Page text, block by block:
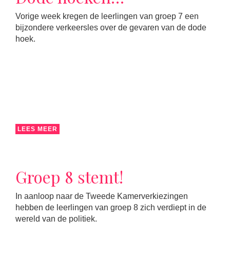
Vorige week kregen de leerlingen van groep 7 een
bijzondere verkeersles over de gevaren van de dode
hoek.
LEES MEER
Groep 8 stemt!
In aanloop naar de Tweede Kamerverkiezingen
hebben de leerlingen van groep 8 zich verdiept in de
wereld van de politiek.